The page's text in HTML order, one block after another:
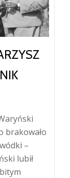
brakowało
–
lubił